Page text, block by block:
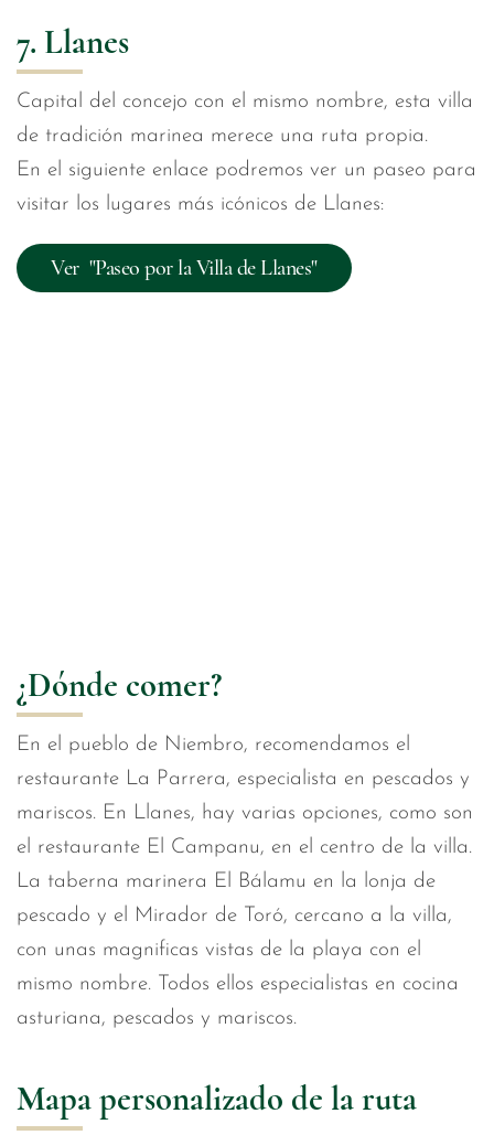
7. Llanes
Capital del concejo con el mismo nombre, esta villa
de tradición marinea merece una ruta propia.
En el siguiente enlace podremos ver un paseo para
visitar los lugares más icónicos de Llanes:
Ver "Paseo por la Villa de Llanes"
¿Dónde comer?
En el pueblo de Niembro, recomendamos el
restaurante La Parrera, especialista en pescados y
mariscos. En Llanes, hay varias opciones, como son
el restaurante El Campanu, en el centro de la villa.
La taberna marinera El Bálamu en la lonja de
pescado y el Mirador de Toró, cercano a la villa,
con unas magnificas vistas de la playa con el
mismo nombre. Todos ellos especialistas en cocina
asturiana, pescados y mariscos.
Mapa personalizado de la ruta